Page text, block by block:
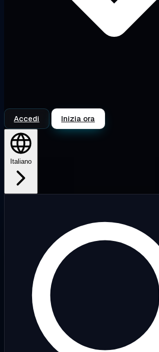
Accedi Inizia ora
Italiano